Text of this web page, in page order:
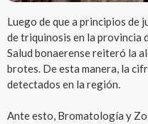
Luego de que a principios de
de triquinosis en la provincia
Salud bonaerense reiteró la
brotes. De esta manera, la
detectados en la región.
Ante esto, Bromatología y